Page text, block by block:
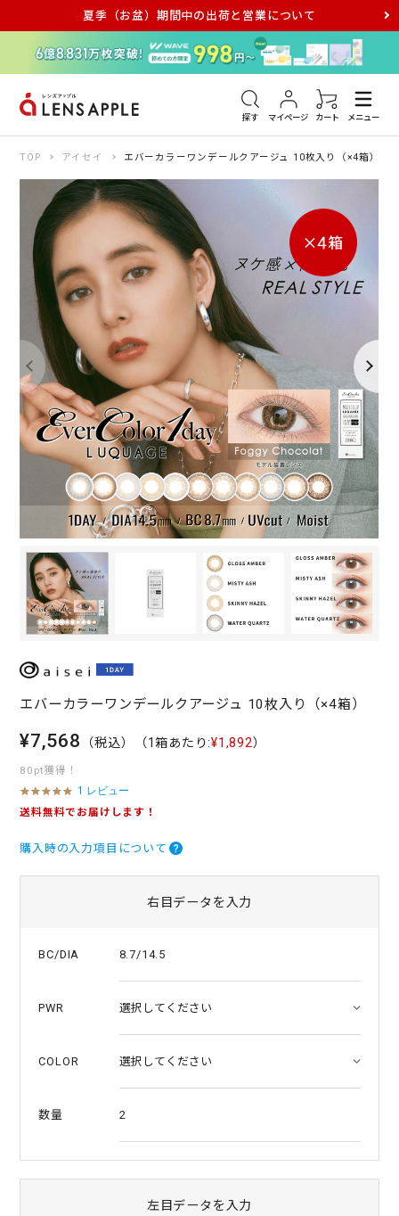
夏季（お盆）期間中の出荷と営業について
探す マイページ カート メニュー
アキュビュー メダリスト メガネ
TOP アイセイ エバーカラーワンデールクアージュ 10枚入り（×4箱）
エバーカラーワンデールクアージュ 10枚入り（×4箱）
¥7,568 （税込） （1箱あたり:¥1,892）
80pt獲得！
5
.
t
n
1 レビュー
送料無料でお届けします！
購入時の入力項目について
右目データを入力
BC/DIA 8.7/14.5
PWR
COLOR
数量 2
左目データを入力